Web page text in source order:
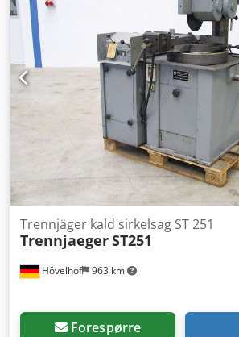
Hövelhof 963 km
Trennjäger kald sirkelsag ST 251
TrennjaegerST251
Forespørre